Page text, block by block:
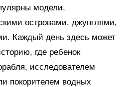
модели,
островами, джунглями,
Каждый день здесь может
где ребенок
исследователем
покорителем водных